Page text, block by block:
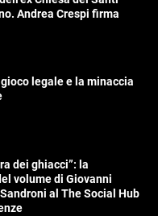
Andrea Crespi firma
legale e la minaccia
dei ghiacci”: la
volume di Giovanni
al The Social Hub